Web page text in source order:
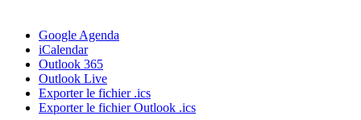
Google Agenda
iCalendar
Outlook 365
Outlook Live
Exporter le fichier .ics
Exporter le fichier Outlook .ics